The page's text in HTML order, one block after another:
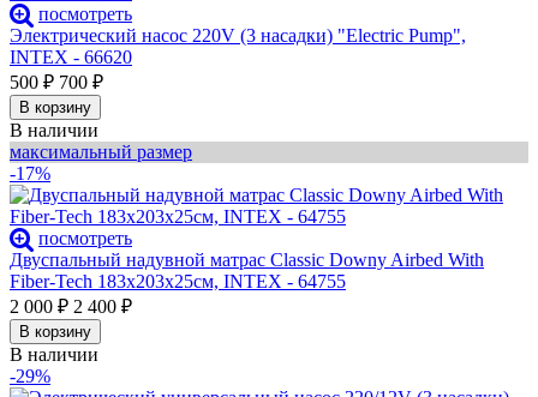
посмотреть
Электрический насос 220V (3 насадки) "Electric Pump",
INTEX - 66620
500 ₽ 700 ₽
В корзину
В наличии
максимальный размер
-17%
посмотреть
Двуспальный надувной матрас Classic Downy Airbed With
Fiber-Tech 183х203х25см, INTEX - 64755
2 000 ₽ 2 400 ₽
В корзину
В наличии
-29%